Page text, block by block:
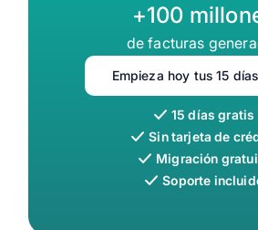
+100
de facturas
Empieza hoy tus 15
15 días gratis
Sin tarjeta de
Migración
Soporte